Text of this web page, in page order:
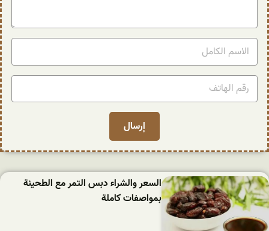
السعر والشراء دبس التمر مع الطحينة
بمواصفات كاملة